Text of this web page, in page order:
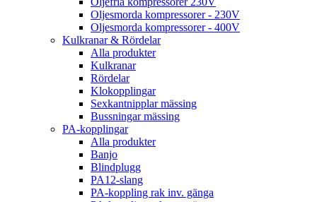
Oljesmorda kompressorer - 230V
Oljesmorda kompressorer - 400V
Kulkranar & Rördelar
Alla produkter
Kulkranar
Rördelar
Klokopplingar
Sexkantnipplar mässing
Bussningar mässing
PA-kopplingar
Alla produkter
Banjo
Blindplugg
PA12-slang
PA-koppling rak inv. gänga